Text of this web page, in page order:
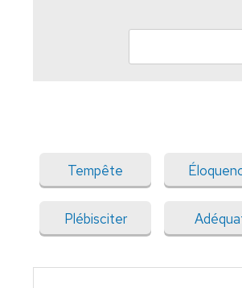
Tempête
Plébisciter